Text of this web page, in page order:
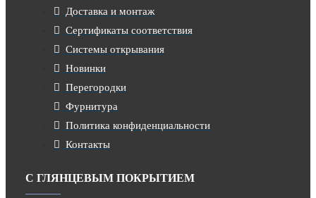
Доставка и монтаж
Сертификаты соответствия
Системы открывания
Новинки
Перегородки
Фурнитура
Политика конфиденциальности
Контакты
С ГЛЯНЦЕВЫМ ПОКРЫТИЕМ